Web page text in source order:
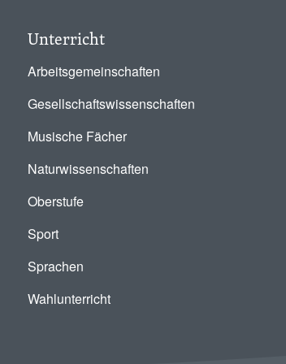
Unterricht
Arbeitsgemeinschaften
Gesellschaftswissenschaften
Musische Fächer
Naturwissenschaften
Oberstufe
Sport
Sprachen
Wahlunterricht